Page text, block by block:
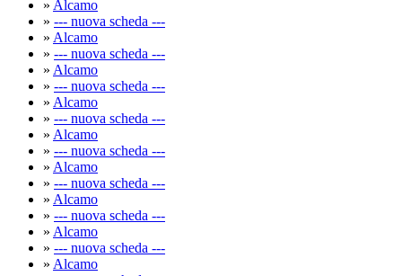
» Alcamo
» --- nuova scheda ---
» Alcamo
» --- nuova scheda ---
» Alcamo
» --- nuova scheda ---
» Alcamo
» --- nuova scheda ---
» Alcamo
» --- nuova scheda ---
» Alcamo
» --- nuova scheda ---
» Alcamo
» --- nuova scheda ---
» Alcamo
» --- nuova scheda ---
» Alcamo